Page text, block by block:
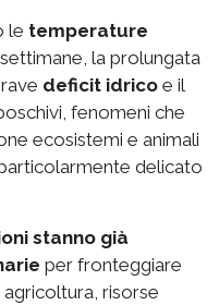
le temperature
la prolungata
deficit idrico e il
fenomeni che
ecosistemi e animali
delicato
stanno già
per fronteggiare
risorse